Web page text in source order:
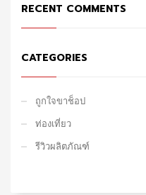
RECENT COMMENTS
CATEGORIES
ถูกใจขาช็อป
ท่องเที่ยว
รีวิวผลิตภัณฑ์